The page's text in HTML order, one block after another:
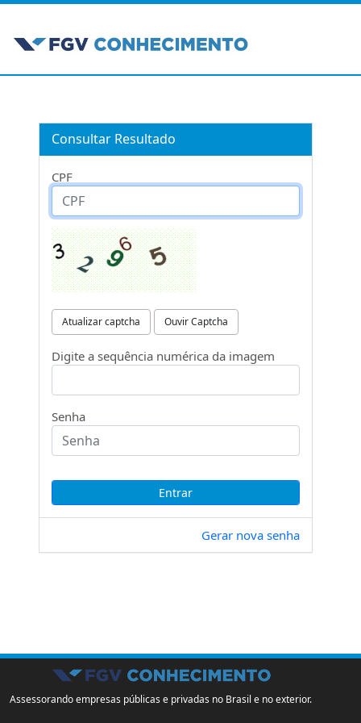
Consultar Resultado
CPF
Atualizar captcha Ouvir Captcha
Digite a sequência numérica da imagem
Senha
Gerar nova senha
Assessorando empresas públicas e privadas no Brasil e no exterior.